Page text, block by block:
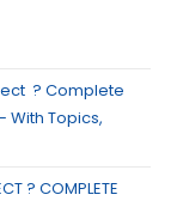
? Complete
With Topics,
? COMPLETE